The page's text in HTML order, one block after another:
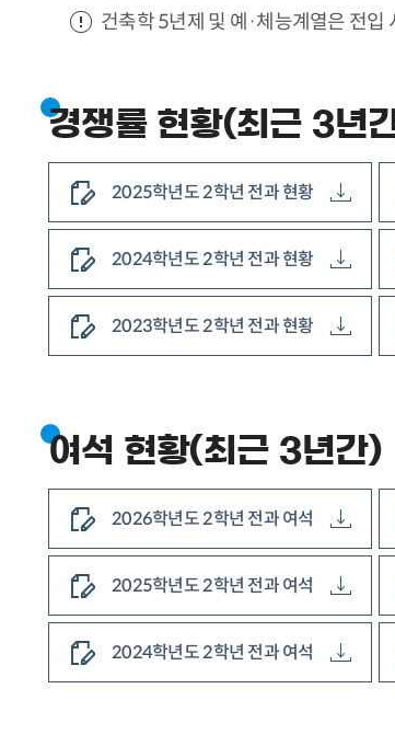
건축학 5년제 및 예·체능계열은 전입
경쟁률 현황(최근 3년
2025학년도 2학년 전과 현황
2024학년도 2학년 전과 현황
2023학년도 2학년 전과 현황
여석 현황(최근 3년간)
2026학년도 2학년 전과 여석
2025학년도 2학년 전과 여석
2024학년도 2학년 전과 여석